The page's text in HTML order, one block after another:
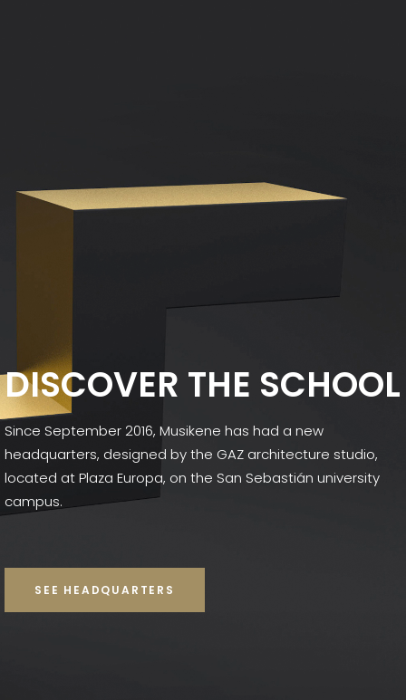
DISCOVER THE SCHOOL
Since September 2016, Musikene has had a new
headquarters, designed by the GAZ architecture studio,
located at Plaza Europa, on the San Sebastián university
campus.
SEE HEADQUARTERS